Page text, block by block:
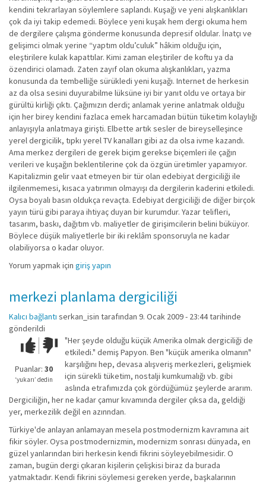
kendini tekrarlayan söylemlere saplandı. Kuşağı ve yeni alışkanlıkları
çok da iyi takip edemedi. Böylece yeni kuşak hem dergi okuma hem
de dergilere çalışma gönderme konusunda depresif oldular. İnatçı ve
gelişimci olmak yerine “yaptım oldu’culuk” hâkim olduğu için,
eleştirilere kulak kapattılar. Kimi zaman eleştiriler de koftu ya da
özendirici olamadı. Zaten zayıf olan okuma alışkanlıkları, yazma
konusunda da tembelliğe sürükledi yeni kuşağı. Internet de herkesin
az da olsa sesini duyurabilme lüksüne iyi bir yanıt oldu ve ortaya bir
gürültü kirliği çıktı. Çağımızın derdi; anlamak yerine anlatmak olduğu
için her birey kendini fazlaca emek harcamadan bütün tüketim kolaylığı
anlayışıyla anlatmaya girişti. Elbette artık sesler de bireyselleşince
yerel dergicilik, tıpkı yerel TV kanalları gibi az da olsa ivme kazandı.
Ama merkez dergileri de gerek biçim gerekse biçemleri ile çağın
verileri ve kuşağın beklentilerine çok da özgün üretimler yapamıyor.
Kapitalizmin gelir vaat etmeyen bir tür olan edebiyat dergiciliği ile
ilgilenmemesi, kısaca yatırımın olmayışı da dergilerin kaderini etkiledi.
Oysa boyalı basın oldukça revaçta. Edebiyat dergiciliği de diğer birçok
yayın türü gibi paraya ihtiyaç duyan bir kurumdur. Yazar telifleri,
tasarım, baskı, dağıtım vb. maliyetler de girişimcilerin belini büküyor.
Böylece düşük maliyetlerle bir iki reklâm sponsoruyla ne kadar
olabiliyorsa o kadar oluyor.
Yorum yapmak için giriş yapın
merkezi planlama dergiciliği
Kalıcı bağlantı serkan_isin tarafından 9. Ocak 2009 - 23:44 tarihinde
gönderildi
Çok iyi!O
kadar
iyi
değil!
Puanlar: 30
‘yukarı’ dedin
"Her şeyde olduğu küçük Amerika olmak dergiciliği de
etkiledi." demiş Papyon. Ben "küçük amerika olmanın"
karşılığını hep, devasa alışveriş merkezleri, gelişmiek
için sürekli tüketim, nostalji kumkumalığı vb. gibi
aslında etrafımızda çok gördüğümüz şeylerde ararım.
Dergiciliğin, her ne kadar çamur kıvamında dergiler çıksa da, geldiği
yer, merkezilik değil en azınndan.
Türkiye'de anlayan anlamayan mesela postmodernizm kavramına ait
fikir söyler. Oysa postmodernizmin, modernizm sonrası dünyada, en
güzel yanlarından biri herkesin kendi fikrini söyleyebilmesidir. O
zaman, bugün dergi çıkaran kişilerin çelişkisi biraz da burada
yatmaktadır. Kendi fikrini söylemesi gereken yerde, başkalarının